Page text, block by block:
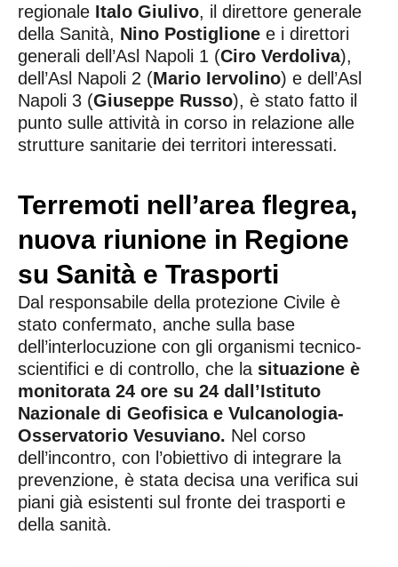
regionale Italo Giulivo, il direttore generale
della Sanità, Nino Postiglione e i direttori
generali dell’Asl Napoli 1 (Ciro Verdoliva),
dell’Asl Napoli 2 (Mario Iervolino) e dell’Asl
Napoli 3 (Giuseppe Russo), è stato fatto il
punto sulle attività in corso in relazione alle
strutture sanitarie dei territori interessati.
Terremoti nell’area flegrea,
nuova riunione in Regione
su Sanità e Trasporti
Dal responsabile della protezione Civile è
stato confermato, anche sulla base
dell’interlocuzione con gli organismi tecnico-
scientifici e di controllo, che la situazione è
monitorata 24 ore su 24 dall’Istituto
Nazionale di Geofisica e Vulcanologia-
Osservatorio Vesuviano. Nel corso
dell’incontro, con l’obiettivo di integrare la
prevenzione, è stata decisa una verifica sui
piani già esistenti sul fronte dei trasporti e
della sanità.